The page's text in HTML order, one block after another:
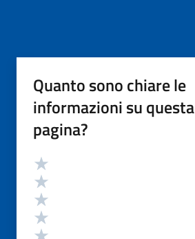
Quanto sono chiare le
informazioni su questa
pagina?
Valutazione